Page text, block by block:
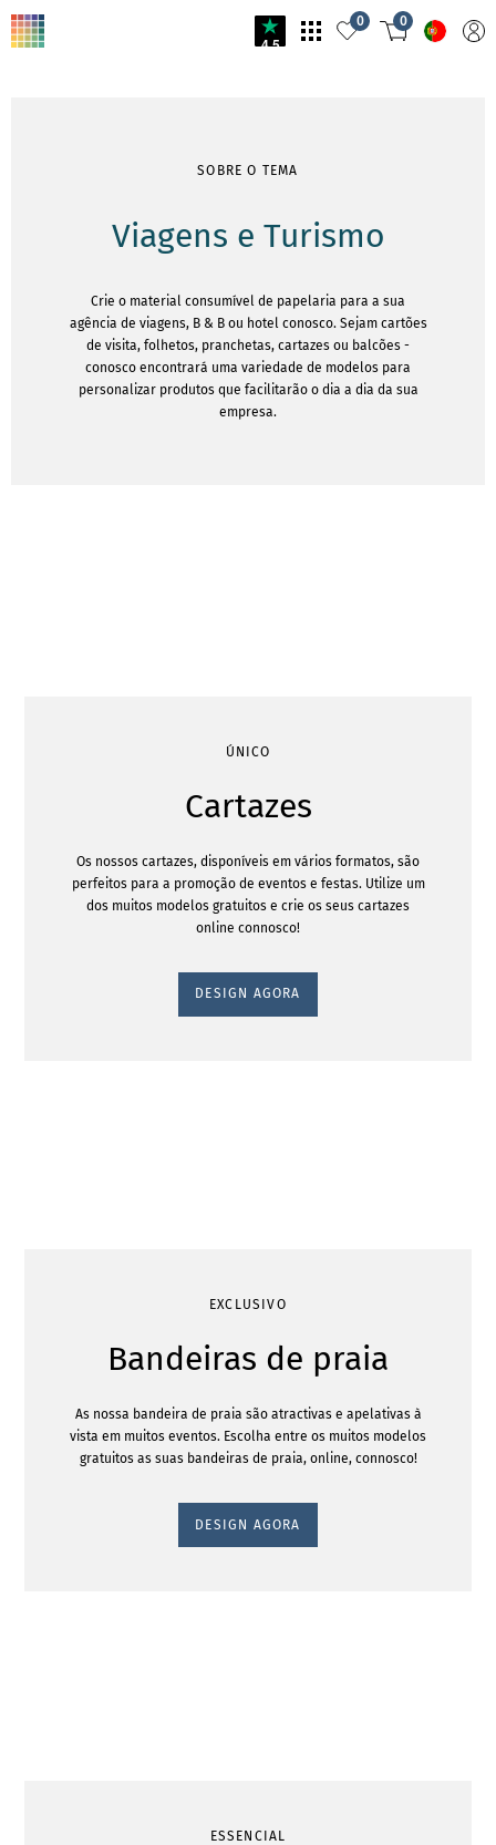
4.5
0 0
SOBRE O TEMA
Viagens e Turismo
Crie o material consumível de papelaria para a sua
agência de viagens, B & B ou hotel conosco. Sejam cartões
de visita, folhetos, pranchetas, cartazes ou balcões -
conosco encontrará uma variedade de modelos para
personalizar produtos que facilitarão o dia a dia da sua
empresa.
ÚNICO
Cartazes
Os nossos cartazes, disponíveis em vários formatos, são
perfeitos para a promoção de eventos e festas. Utilize um
dos muitos modelos gratuitos e crie os seus cartazes
online connosco!
DESIGN AGORA
EXCLUSIVO
Bandeiras de praia
As nossa bandeira de praia são atractivas e apelativas à
vista em muitos eventos. Escolha entre os muitos modelos
gratuitos as suas bandeiras de praia, online, connosco!
DESIGN AGORA
ESSENCIAL